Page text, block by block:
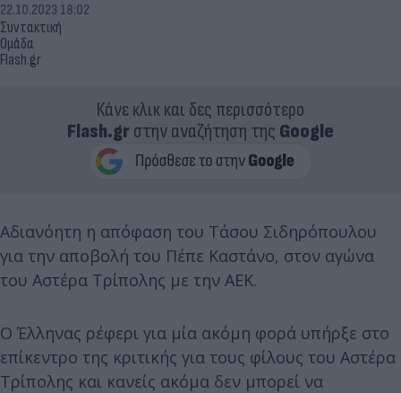
Συντακτική
Ομάδα
Flash.gr
22.10.2023 18:02
Κάνε κλικ και δες περισσότερο
Flash.grστην αναζήτηση της Google
Αδιανόητη η απόφαση του Τάσου Σιδηρόπουλου
για την αποβολή του Πέπε Καστάνο, στον αγώνα
του Αστέρα Τρίπολης με την ΑΕΚ.
Ο Έλληνας ρέφερι για μία ακόμη φορά υπήρξε στο
επίκεντρο της κριτικής για τους φίλους του Αστέρα
Τρίπολης και κανείς ακόμα δεν μπορεί να